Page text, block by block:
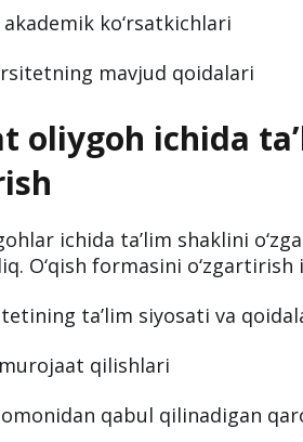
ko‘rsatkichlari
mavjud qoidalari
oliygoh ichida
ichida ta’lim shaklini
O‘qish formasini
ta’lim siyosati va
qilishlari
qabul qilinadigan